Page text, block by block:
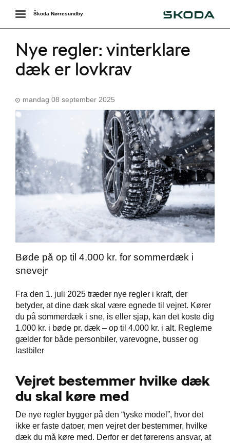
Toggle
navigation
Škoda Nørresundby
Nye regler: vinterklare
dæk er lovkrav
mandag 08 september 2025
Bøde på op til 4.000 kr. for sommerdæk i
snevejr
Fra den 1. juli 2025 træder nye regler i kraft, der
betyder, at dine dæk skal være egnede til vejret. Kører
du på sommerdæk i sne, is eller sjap, kan det koste dig
1.000 kr. i bøde pr. dæk – op til 4.000 kr. i alt. Reglerne
gælder for både personbiler, varevogne, busser og
lastbiler
Vejret bestemmer hvilke dæk
du skal køre med
De nye regler bygger på den “tyske model”, hvor det
ikke er faste datoer, men vejret der bestemmer, hvilke
dæk du må køre med. Derfor er det førerens ansvar, at